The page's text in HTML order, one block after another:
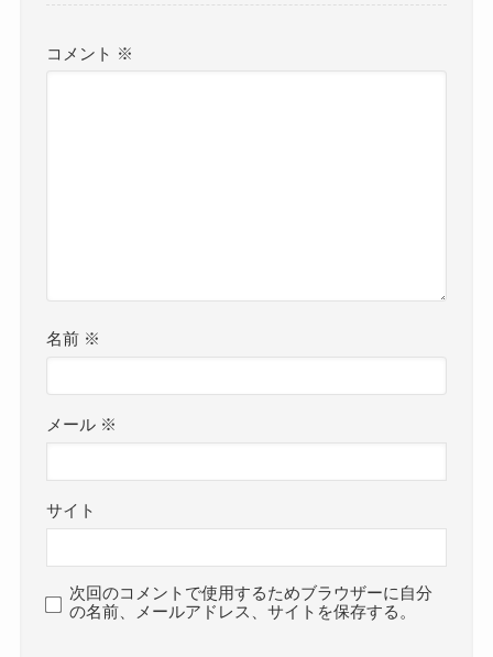
コメント ※
名前 ※
メール ※
サイト
次回のコメントで使用するためブラウザーに自分
の名前、メールアドレス、サイトを保存する。